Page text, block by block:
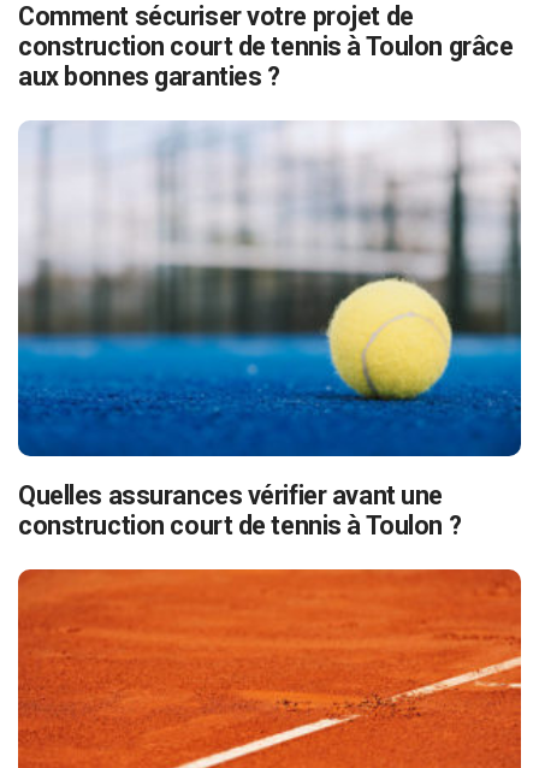
Comment sécuriser votre projet de
construction court de tennis à Toulon grâce
aux bonnes garanties ?
Quelles assurances vérifier avant une
construction court de tennis à Toulon ?